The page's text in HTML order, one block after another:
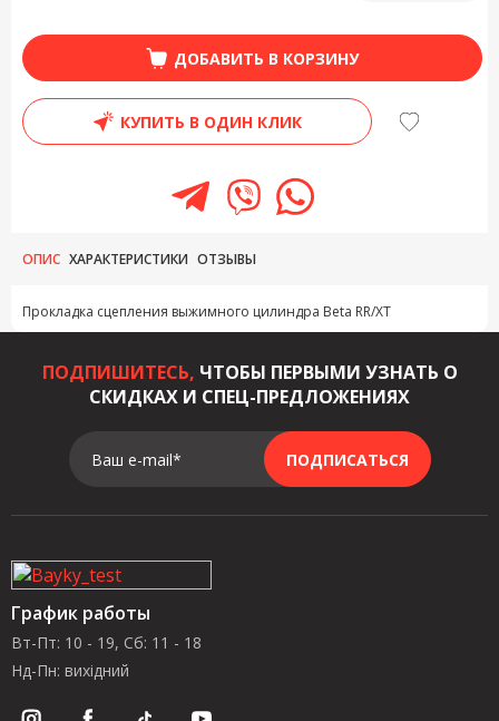
ДОБАВИТЬ В КОРЗИНУ
КУПИТЬ В ОДИН КЛИК
ОПИС ХАРАКТЕРИСТИКИ ОТЗЫВЫ
Прокладка сцепления выжимного цилиндра Beta RR/XT
ПОДПИШИТЕСЬ, ЧТОБЫ ПЕРВЫМИ УЗНАТЬ О
СКИДКАХ И СПЕЦ-ПРЕДЛОЖЕНИЯХ
Ваш e-mail* ПОДПИСАТЬСЯ
График работы
Вт-Пт: 10 - 19, Сб: 11 - 18
Нд-Пн: вихідний